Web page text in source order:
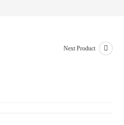
Next Product